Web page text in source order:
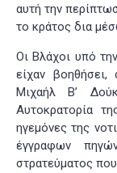
αυτή την
το κράτος δια
Οι Βλάχοι υπό
είχαν
Μιχαήλ Β’
Αυτοκρατορία
ηγεμόνες της
έγγραφων
στρατεύματος